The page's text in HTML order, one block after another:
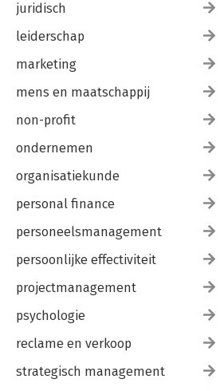
juridisch
leiderschap
marketing
mens en maatschappij
non-profit
ondernemen
organisatiekunde
personal finance
personeelsmanagement
persoonlijke effectiviteit
projectmanagement
psychologie
reclame en verkoop
strategisch management